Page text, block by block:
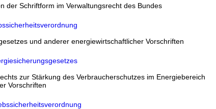
der Schriftform im Verwaltungsrecht des Bundes
und anderer energiewirtschaftlicher Vorschriften
zur Stärkung des Verbraucherschutzes im Energiebereich
Vorschriften